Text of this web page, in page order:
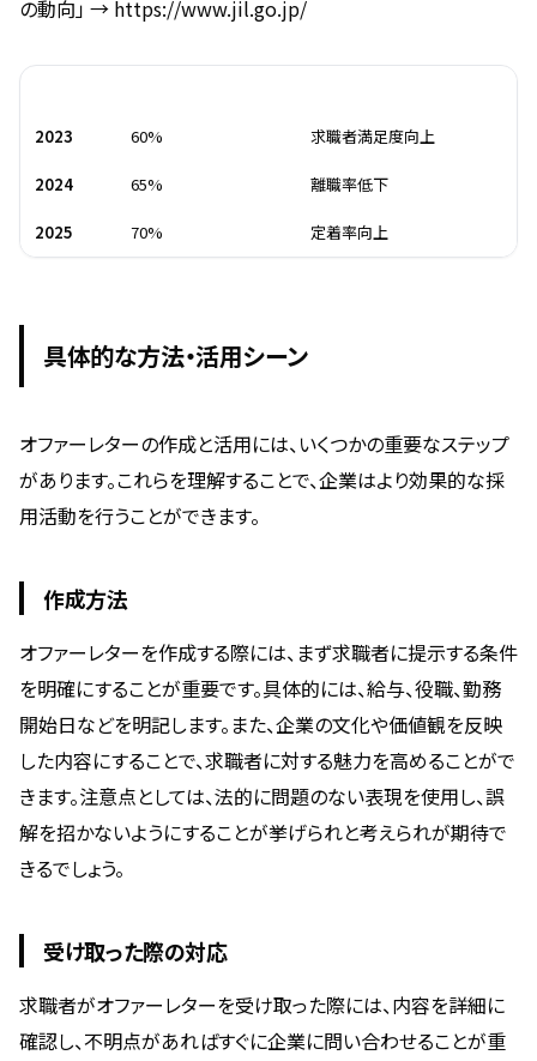
の動向」 → https://www.jil.go.jp/
2023 60% 求職者満足度向上
2024 65% 離職率低下
2025 70% 定着率向上
具体的な方法・活用シーン
オファーレターの作成と活用には、いくつかの重要なステップ
があります。これらを理解することで、企業はより効果的な採
用活動を行うことができます。
作成方法
オファーレターを作成する際には、まず求職者に提示する条件
を明確にすることが重要です。具体的には、給与、役職、勤務
開始日などを明記します。また、企業の文化や価値観を反映
した内容にすることで、求職者に対する魅力を高めることがで
きます。注意点としては、法的に問題のない表現を使用し、誤
解を招かないようにすることが挙げられと考えられが期待で
きるでしょう。
受け取った際の対応
求職者がオファーレターを受け取った際には、内容を詳細に
確認し、不明点があればすぐに企業に問い合わせることが重